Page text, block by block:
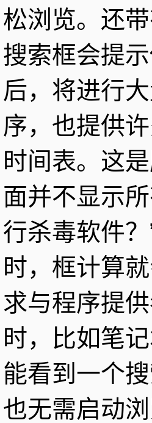
松浏览。还
搜索框会提
后，将进行
序，也提供
时间表。这
面并不显示
行杀毒软件
时，框计算
求与程序提
时，比如笔
能看到一个
也无需启动